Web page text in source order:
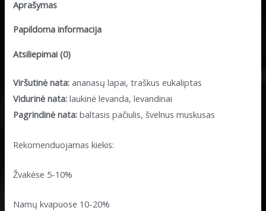
Aprašymas
Papildoma informacija
Atsiliepimai (0)
Viršutinė nata: ananasų lapai, traškus eukaliptas
Vidurinė nata: laukinė levanda, levandinai
Pagrindinė nata: baltasis pačiulis, švelnus muskusas
Rekomenduojamas kiekis:
Žvakėse 5-10%
Namų kvapuose 10-20%